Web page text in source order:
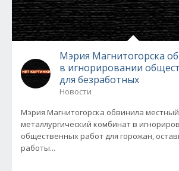
Мэрия Магнитогорска
в игнорировании
для безработных
Новости
Мэрия Магнитогорска обвинила местный
металлургический комбинат в
общественных работ для горожан,
работы...